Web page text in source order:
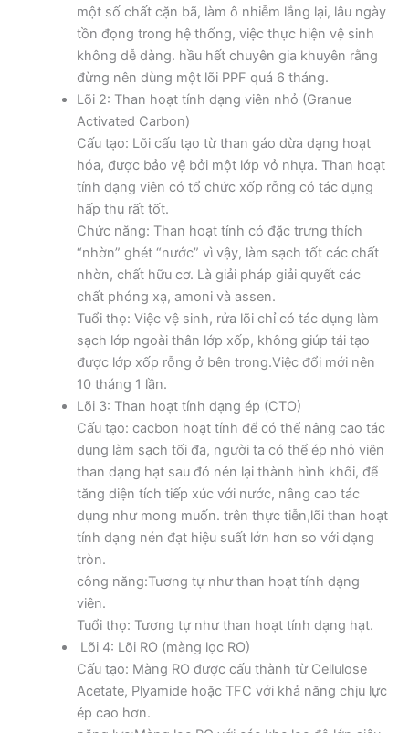
một số chất cặn bã, làm ô nhiễm lắng lại, lâu ngày
tồn đọng trong hệ thống, việc thực hiện vệ sinh
không dễ dàng. hầu hết chuyên gia khuyên rằng
đừng nên dùng một lõi PPF quá 6 tháng.
Lõi 2: Than hoạt tính dạng viên nhỏ (Granue
Activated Carbon)
Cấu tạo: Lõi cấu tạo từ than gáo dừa dạng hoạt
hóa, được bảo vệ bởi một lớp vỏ nhựa. Than hoạt
tính dạng viên có tổ chức xốp rỗng có tác dụng
hấp thụ rất tốt.
Chức năng: Than hoạt tính có đặc trưng thích
“nhờn” ghét “nước” vì vậy, làm sạch tốt các chất
nhờn, chất hữu cơ. Là giải pháp giải quyết các
chất phóng xạ, amoni và assen.
Tuổi thọ: Việc vệ sinh, rửa lõi chỉ có tác dụng làm
sạch lớp ngoài thân lớp xốp, không giúp tái tạo
được lớp xốp rỗng ở bên trong.Việc đổi mới nên
10 tháng 1 lần.
Lõi 3: Than hoạt tính dạng ép (CTO)
Cấu tạo: cacbon hoạt tính để có thể nâng cao tác
dụng làm sạch tối đa, người ta có thể ép nhỏ viên
than dạng hạt sau đó nén lại thành hình khối, để
tăng diện tích tiếp xúc với nước, nâng cao tác
dụng như mong muốn. trên thực tiễn,lõi than hoạt
tính dạng nén đạt hiệu suất lớn hơn so với dạng
tròn.
công năng:Tương tự như than hoạt tính dạng
viên.
Tuổi thọ: Tương tự như than hoạt tính dạng hạt.
Lõi 4: Lõi RO (màng lọc RO)
Cấu tạo: Màng RO được cấu thành từ Cellulose
Acetate, Plyamide hoặc TFC với khả năng chịu lực
ép cao hơn.